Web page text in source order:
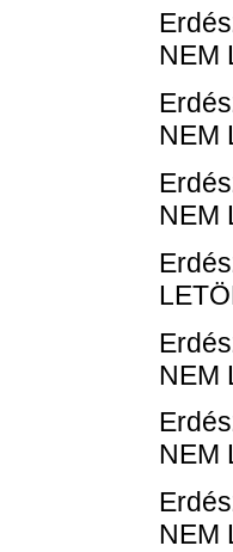
NEM
NEM
NEM
NEM
NEM
NEM